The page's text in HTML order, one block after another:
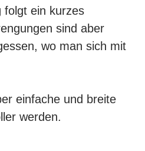
folgt ein kurzes
sind aber
wo man sich mit
einfache und breite
werden.